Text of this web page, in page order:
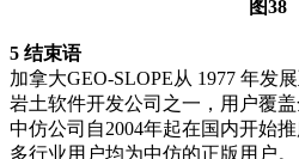
图38
5 结束语
加拿大GEO-SLOPE从 1977 年发
岩土软件开发公司之一，用户覆盖
中仿公司自2004年起在国内开始
多行业用户均为中仿的正版用户。